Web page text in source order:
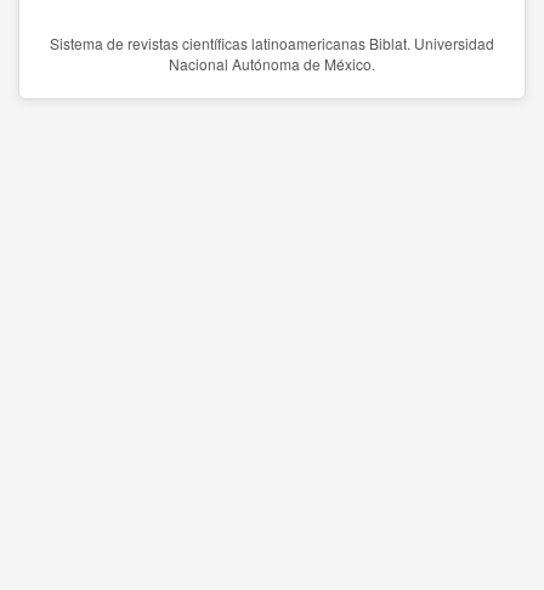
Sistema de revistas científicas latinoamericanas Biblat. Universidad
Nacional Autónoma de México.